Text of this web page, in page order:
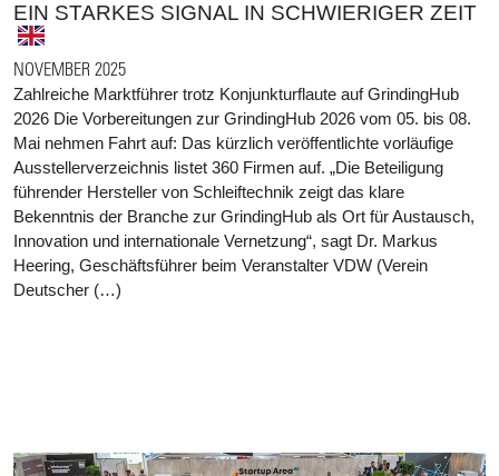
EIN STARKES SIGNAL IN SCHWIERIGER ZEIT
NOVEMBER 2025
Zahlreiche Marktführer trotz Konjunkturflaute auf GrindingHub
2026 Die Vorbereitungen zur GrindingHub 2026 vom 05. bis 08.
Mai nehmen Fahrt auf: Das kürzlich veröffentlichte vorläufige
Ausstellerverzeichnis listet 360 Firmen auf. „Die Beteiligung
führender Hersteller von Schleiftechnik zeigt das klare
Bekenntnis der Branche zur GrindingHub als Ort für Austausch,
Innovation und internationale Vernetzung“, sagt Dr. Markus
Heering, Geschäftsführer beim Veranstalter VDW (Verein
Deutscher (…)